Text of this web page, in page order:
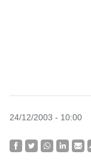
24/12/2003 - 10:00